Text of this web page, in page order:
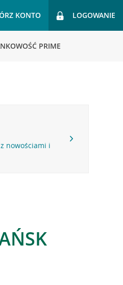
KONTO LOGOWANIE
PRIME
nowościami i